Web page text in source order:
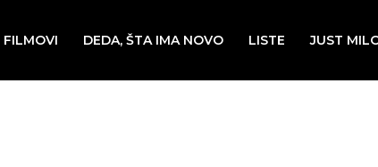
FILMOVI DEDA, ŠTA IMA NOVO LISTE JUST